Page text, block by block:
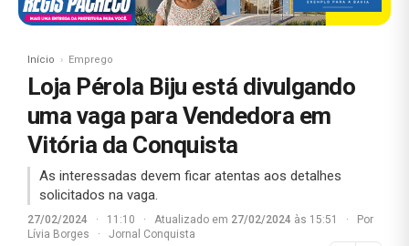
Início Emprego
Loja Pérola Biju está divulgando
uma vaga para Vendedora em
Vitória da Conquista
As interessadas devem ficar atentas aos detalhes
solicitados na vaga.
27/02/2024 · 11:10 · Atualizado em 27/02/2024 às 15:51 ·
Por
Lívia Borges
· Jornal Conquista